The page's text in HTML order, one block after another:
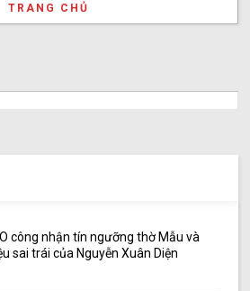
TRANG CHỦ
công nhận tín ngưỡng thờ Mẫu và
sai trái của Nguyễn Xuân Diện